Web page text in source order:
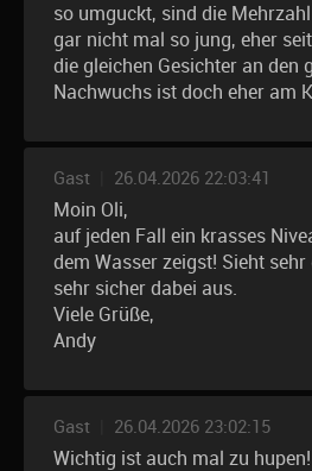
so umguckt, sind die
gar nicht mal so jung, eher
die gleichen Gesichter an den
Nachwuchs ist doch eher am
Gast 26.04.2026 22:03:41
Moin Oli,
auf jeden Fall ein krasses
dem Wasser zeigst! Sieht
sehr sicher dabei aus.
Viele Grüße,
Andy
Gast 26.04.2026 23:02:15
Wichtig ist auch mal zu